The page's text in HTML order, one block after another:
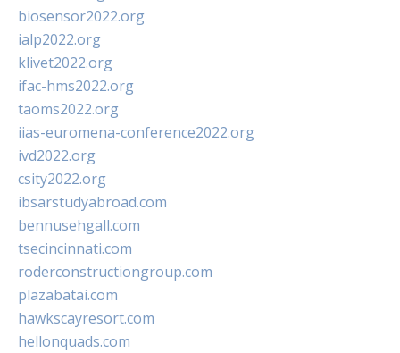
biosensor2022.org
ialp2022.org
klivet2022.org
ifac-hms2022.org
taoms2022.org
iias-euromena-conference2022.org
ivd2022.org
csity2022.org
ibsarstudyabroad.com
bennusehgall.com
tsecincinnati.com
roderconstructiongroup.com
plazabatai.com
hawkscayresort.com
hellonquads.com